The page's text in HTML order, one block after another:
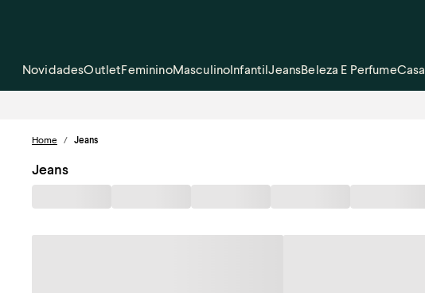
NovidadesOutletFemininoMasculinoInfantilJeansBeleza E PerfumeCasa
Home / Jeans
Jeans